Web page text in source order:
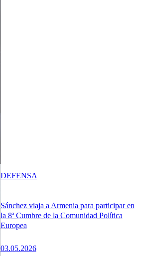
Sánchez viaja a Armenia para participar en
la 8ª Cumbre de la Comunidad Política
Europea
03.05.2026
DEFENSA